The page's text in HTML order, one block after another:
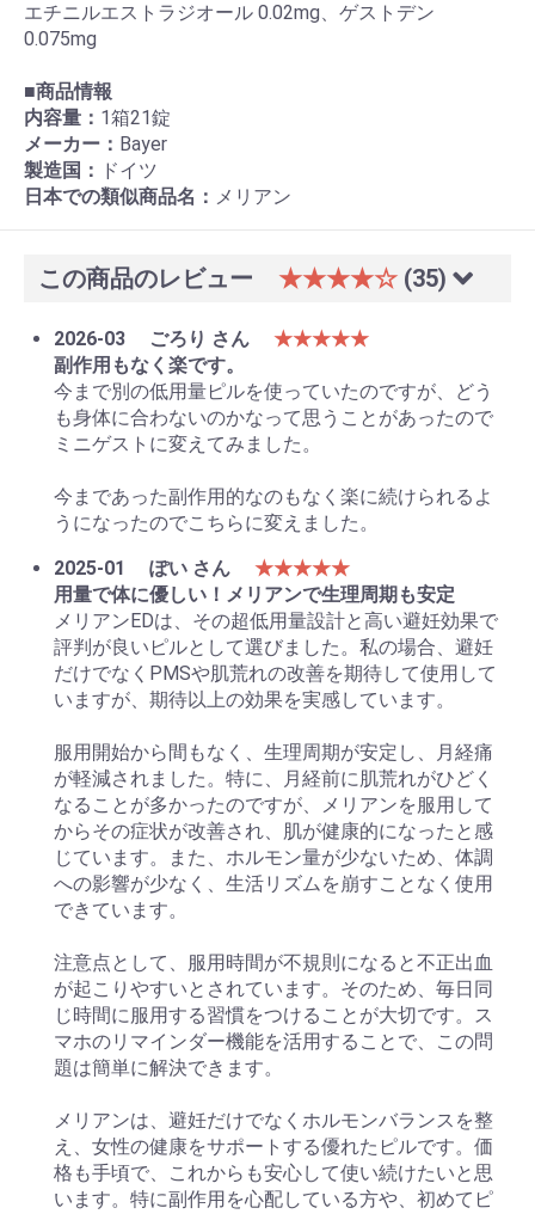
エチニルエストラジオール 0.02mg、ゲストデン
0.075mg
■商品情報
内容量： 1箱21錠
メーカー： Bayer
製造国： ドイツ
日本での類似商品名： メリアン
この商品のレビュー ★★★★☆ (35)
2026-03 ごろり さん
★★★★★
副作用もなく楽です。
今まで別の低用量ピルを使っていたのですが、どう
も身体に合わないのかなって思うことがあったので
ミニゲストに変えてみました。
今まであった副作用的なのもなく楽に続けられるよ
うになったのでこちらに変えました。
2025-01
ぽい さん
★★★★★
用量で体に優しい！メリアンで生理周期も安定
メリアンEDは、その超低用量設計と高い避妊効果で
評判が良いピルとして選びました。私の場合、避妊
だけでなくPMSや肌荒れの改善を期待して使用して
いますが、期待以上の効果を実感しています。
服用開始から間もなく、生理周期が安定し、月経痛
が軽減されました。特に、月経前に肌荒れがひどく
なることが多かったのですが、メリアンを服用して
からその症状が改善され、肌が健康的になったと感
じています。また、ホルモン量が少ないため、体調
への影響が少なく、生活リズムを崩すことなく使用
できています。
注意点として、服用時間が不規則になると不正出血
が起こりやすいとされています。そのため、毎日同
じ時間に服用する習慣をつけることが大切です。ス
マホのリマインダー機能を活用することで、この問
題は簡単に解決できます。
メリアンは、避妊だけでなくホルモンバランスを整
え、女性の健康をサポートする優れたピルです。価
格も手頃で、これからも安心して使い続けたいと思
います。特に副作用を心配している方や、初めてピ